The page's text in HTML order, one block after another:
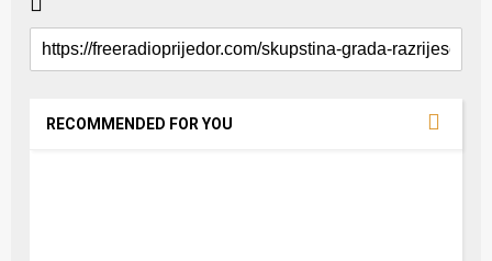
RECOMMENDED FOR YOU